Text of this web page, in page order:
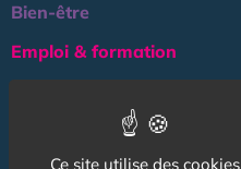
Bien-être
Emploi & formation
NOS AUTRES SITES :
Ce site utilise des cookies